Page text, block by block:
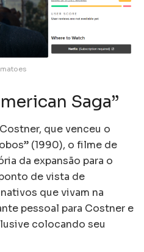
Saga”
que venceu o
(1990), o filme de
da expansão para o
de vista de
que vivam na
pessoal para Costner e
colocando seu